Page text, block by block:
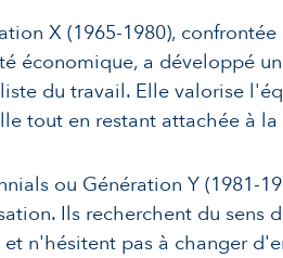
X (1965-1980),
économique, a développé
du travail. Elle valorise
tout en restant attachée à
ou Génération Y (1981-
Ils recherchent du sens
n'hésitent pas à changer